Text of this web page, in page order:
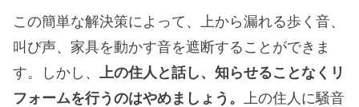
この簡単な解決策によって、上から漏れる歩く音、
叫び声、家具を動かす音を遮断することができま
す。しかし、
上の住人と話し、知らせることなくリ
フォームを行うのはやめましょう。
上の住人に騒音